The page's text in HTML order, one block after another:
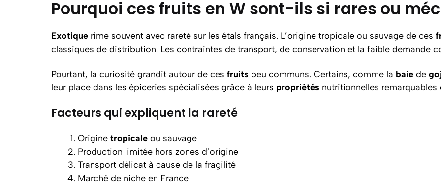
Pourquoi ces fruits en W sont-ils si rares ou
Exotique rime souvent avec rareté sur les étals français. L’origine tropicale ou sauvage de ces
classiques de distribution. Les contraintes de transport, de conservation et la faible demande
Pourtant, la curiosité grandit autour de ces fruits peu communs. Certains, comme la baie de
leur place dans les épiceries spécialisées grâce à leurs propriétés nutritionnelles
Facteurs qui expliquent la rareté
Origine tropicale ou sauvage
Production limitée hors zones d’origine
Transport délicat à cause de la fragilité
Marché de niche en France